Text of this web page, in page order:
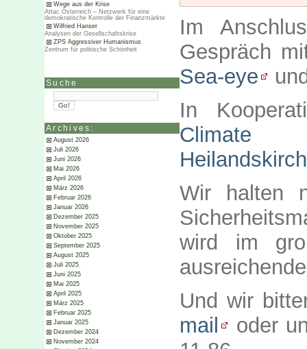
Wege aus der Krise
Attac Österreich – Netzwerk für eine
demokratische Kontrolle der Finanzmärkte
Wilfried Hanser
Analysen der Gesellschaftskrise
ZPS Aggressiver Humanismus
Zentrum für politische Schönheit
Suche
Archives:
August 2026
Juli 2026
Juni 2026
Mai 2026
April 2026
März 2026
Februar 2026
Januar 2026
Dezember 2025
November 2025
Oktober 2025
September 2025
August 2025
Juli 2025
Juni 2025
Mai 2025
April 2025
März 2025
Februar 2025
Januar 2025
Dezember 2024
November 2024
Im
Gespräch
Sea-eye
In
Climate
Wir halten
wird im
Und wir
mail
oder